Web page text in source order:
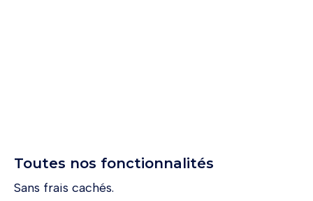
Toutes nos fonctionnalités
Sans frais cachés.